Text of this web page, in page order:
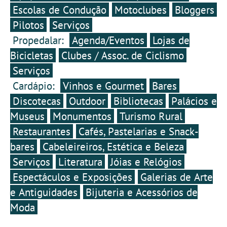
Escolas de Condução
Motoclubes
Bloggers
Pilotos
Serviços
Propedalar: Agenda/Eventos
Lojas de
Bicicletas
Clubes / Assoc. de Ciclismo
Serviços
Cardápio: Vinhos e Gourmet
Bares
Discotecas
Outdoor Bibliotecas
Palácios e
Museus
Monumentos
Turismo Rural
Restaurantes
Cafés, Pastelarias e Snack-
bares
Cabeleireiros, Estética e Beleza
Serviços
Literatura
Jóias e Relógios
Espectáculos e Exposições
Galerias de Arte
e Antiguidades
Bijuteria e Acessórios de
Moda